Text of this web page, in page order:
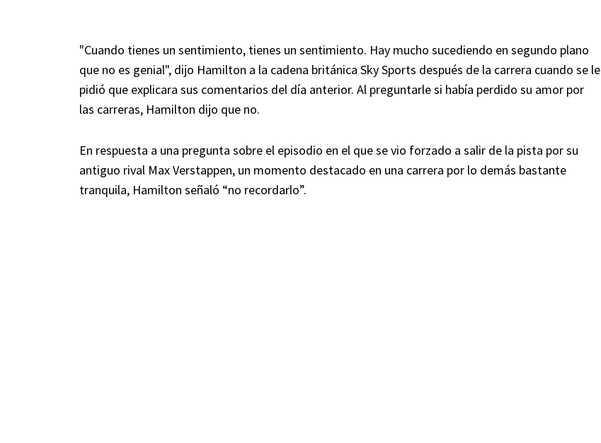
"Cuando tienes un sentimiento, tienes un sentimiento. Hay mucho sucediendo en segundo plano
que no es genial", dijo Hamilton a la cadena británica Sky Sports después de la carrera cuando se le
pidió que explicara sus comentarios del día anterior. Al preguntarle si había perdido su amor por
las carreras, Hamilton dijo que no.
En respuesta a una pregunta sobre el episodio en el que se vio forzado a salir de la pista por su
antiguo rival Max Verstappen, un momento destacado en una carrera por lo demás bastante
tranquila, Hamilton señaló “no recordarlo”.